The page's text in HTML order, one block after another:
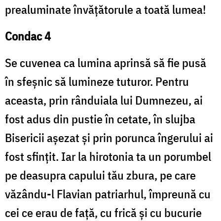
prealuminate învățătorule a toată lumea!
Condac 4
Se cuvenea ca lumina aprinsă să fie pusă
în sfeșnic să lumineze tuturor. Pentru
aceasta, prin rânduiala lui Dumne­zeu, ai
fost adus din pustie în cetate, în slujba
Bisericii așezat și prin porunca îngerului ai
fost sfințit. Iar la hirotonia ta un porumbel
pe deasupra capului tău zbura, pe care
văzându-l Flavian patriarhul, împreună cu
cei ce erau de față, cu frică și cu bucurie